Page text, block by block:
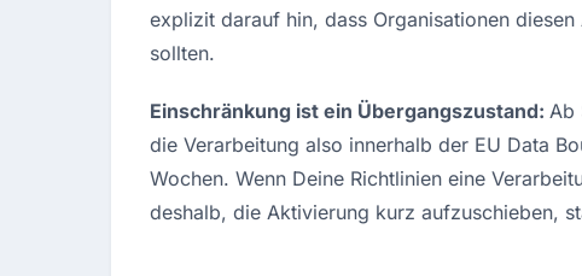
explizit darauf hin, dass Organisationen
sollten.
Einschränkung ist ein Übergangszustand: Ab
die Verarbeitung also innerhalb der EU Data
Wochen. Wenn Deine Richtlinien eine
deshalb, die Aktivierung kurz aufzuschieben,